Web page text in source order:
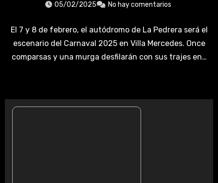
05/02/2025 No hay comentarios
El 7 y 8 de febrero, el autódromo de La Pedrera será el
escenario del Carnaval 2025 en Villa Mercedes. Once
comparsas y una murga desfilarán con sus trajes en…